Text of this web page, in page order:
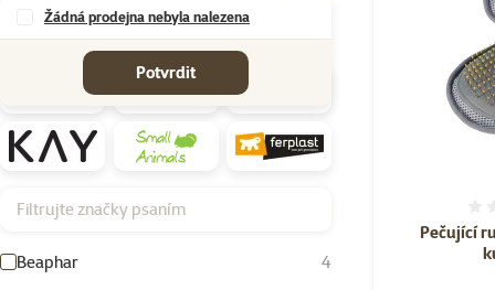
Žádná prodejna nebyla nalezena
Potvrdit
Filtrujte značky psaním
Beaphar
4
Pečující